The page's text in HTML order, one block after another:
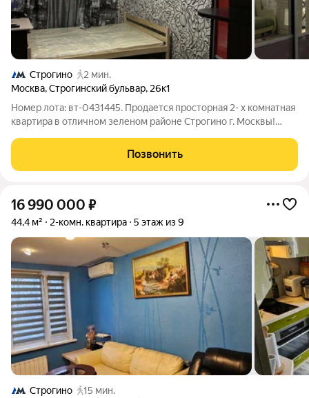
Строгино
2 мин.
Москва,Строгинский бульвар, 26к1
Номер лота: вт-0431445. Продается просторная 2- х комнатная
квартира в отличном зеленом районе Строгино г. Москвы!
9 кв., расположена на 2 этаже 12-этажного панельного дома.
Квартира
Позвонить
16 990 000 ₽
44,4 м² 2-комн. квартира 5 этаж из 9
Строгино
15 мин.